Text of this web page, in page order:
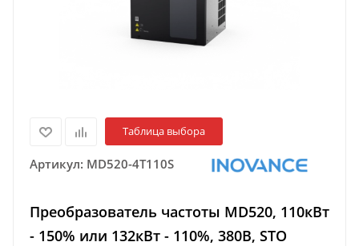
Таблица выбора
Артикул: MD520-4T110S
Преобразователь частоты MD520, 110кВт
- 150% или 132кВт - 110%, 380В, STO